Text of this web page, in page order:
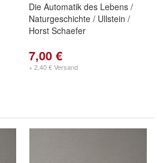
Die Automatik des Lebens /
Naturgeschichte / Ullstein /
Horst Schaefer
7,00 €
+ 2,40 € Versand